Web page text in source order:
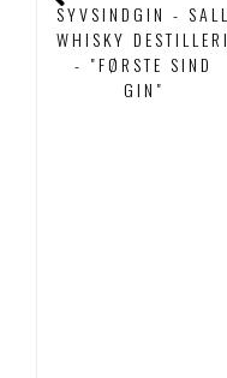
SYVSINDGIN - SALL
WHISKY DESTILLERI
- "FØRSTE SIND
GIN"